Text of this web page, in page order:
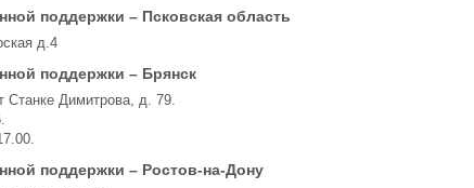
поддержки – Псковская область
д.4
поддержки – Брянск
Станке Димитрова, д. 79.
поддержки – Ростов-на-Дону